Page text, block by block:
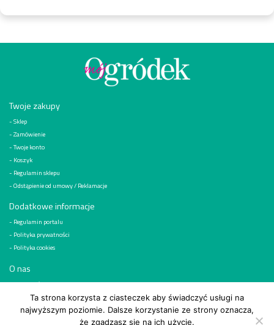
Twoje zakupy
Sklep
Zamówienie
Twoje konto
Koszyk
Regulamin sklepu
Odstąpienie od umowy / Reklamacje
Dodatkowe informacje
Regulamin portalu
Polityka prywatności
Polityka cookies
O nas
Kim jesteśmy
Reklama
Kontakt
Ta strona korzysta z ciasteczek aby świadczyć usługi na
najwyższym poziomie. Dalsze korzystanie ze strony oznacza,
że zgadzasz się na ich użycie.